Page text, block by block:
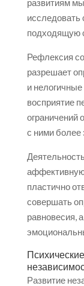
развитиям
исследовать
подходящую
Рефлексия
разрешает
и
восприятие
ограничений
с ними
пластично
совершать
равновесия,
Развитие